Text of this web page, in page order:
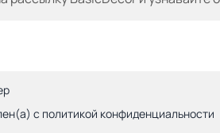
с политикой конфиденциальности